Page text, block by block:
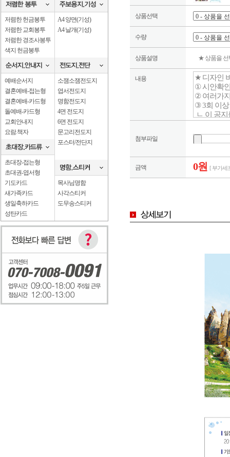
저렴한 헌금봉투
저렴한 교회봉투
저렴한 경조사봉투
색지 헌금봉투
예배순서지
결혼예배-접는형
결혼예배-카드형
돌예배-카드형
교회안내지
요람.책자
초대장-접는형
초대권-엽서형
기도카드
새가족카드
생일축하카드
성탄카드
A4 양면(기성)
A4 날개(기성)
소잼소잼전도지
엽서전도지
명함전도지
4면 전도지
6면 전도지
문고리전도지
포스터/전단지
목사님명함
사각스티커
도무송스티커
상품선택
수량
상품설명 ★ 상품을 선
내용
첨부파일
금액 0원 [ 부가세